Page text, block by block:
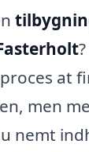
at
men
nemt